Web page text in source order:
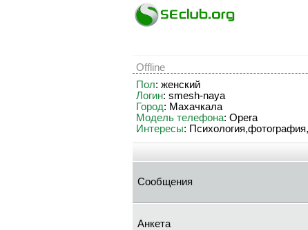
Offline
Пол: женский
Логин: smesh-naya
Город: Махачкала
Модель телефона: Opera
Интересы:
Сообщения
Анкета